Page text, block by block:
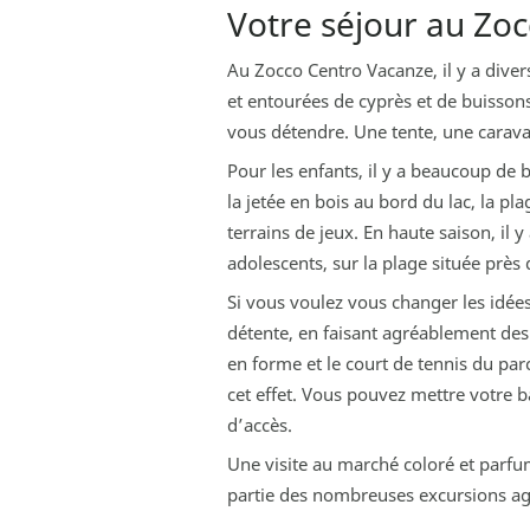
Votre séjour au
Au Zocco Centro Vacanze, il y a
et entourées de cyprès et de
vous détendre. Une tente, une
Pour les enfants, il y a beaucoup de
la jetée en bois au bord du lac, la
terrains de jeux. En haute saison, il
adolescents, sur la plage située près
Si vous voulez vous changer les
détente, en faisant agréablement
en forme et le court de tennis du
cet effet. Vous pouvez mettre votre
d’accès.
Une visite au marché coloré et
partie des nombreuses excursions